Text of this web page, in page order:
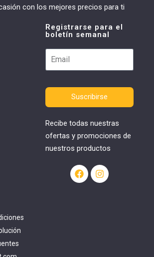
con los mejores precios para ti
Registrarse para el
boletín semanal
Suscribirse
Recibe todas nuestras
ofertas y promociones de
nuestros productos